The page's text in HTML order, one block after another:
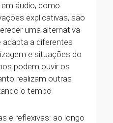
áudio, como
explicativas, são
uma alternativa
adapta a diferentes
e situações do
podem ouvir os
realizam outras
o tempo
e reflexivas: ao longo